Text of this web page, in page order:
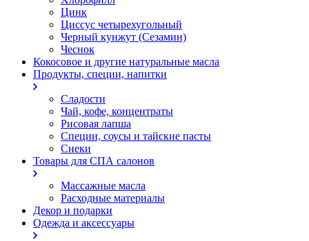
Цинк
Циссус четырехугольный
Черный кунжут (Сезамин)
Чеснок
Кокосовое и другие натуральные масла
Продукты, специи, напитки
Сладости
Чай, кофе, концентраты
Рисовая лапша
Специи, соусы и тайские пасты
Снеки
Товары для СПА салонов
Массажные масла
Расходные материалы
Декор и подарки
Одежда и аксессуары